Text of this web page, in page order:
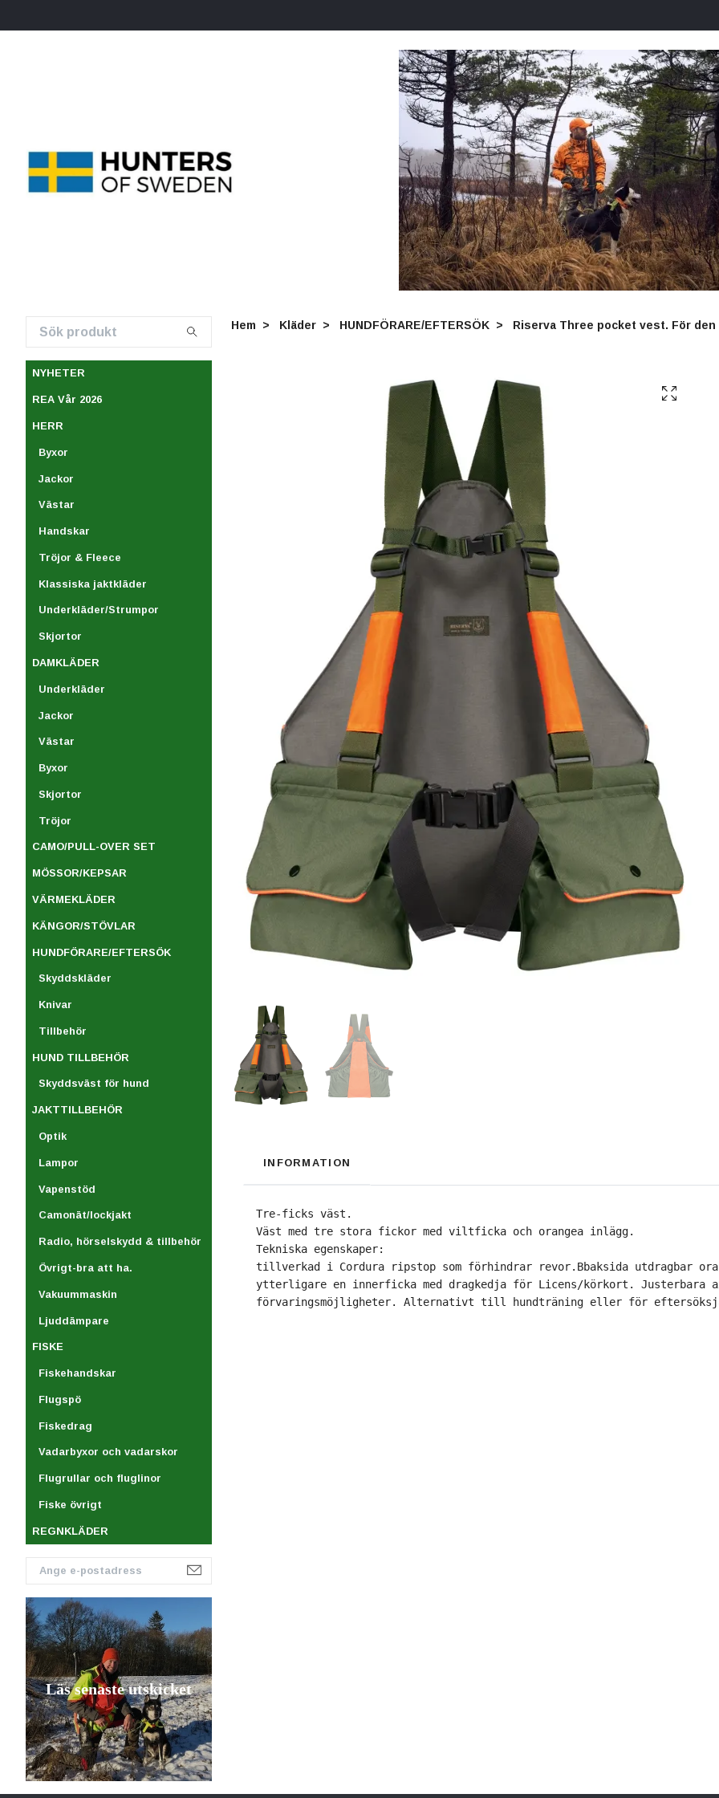
NYHETER
REA Vår 2026
HERR
Byxor
Jackor
Västar
Handskar
Tröjor & Fleece
Klassiska jaktkläder
Underkläder/Strumpor
Skjortor
DAMKLÄDER
Underkläder
Jackor
Västar
Byxor
Skjortor
Tröjor
CAMO/PULL-OVER SET
MÖSSOR/KEPSAR
VÄRMEKLÄDER
KÄNGOR/STÖVLAR
HUNDFÖRARE/EFTERSÖK
Skyddskläder
Knivar
Tillbehör
HUND TILLBEHÖR
Skyddsväst för hund
JAKTTILLBEHÖR
Optik
Lampor
Vapenstöd
Camonät/lockjakt
Radio, hörselskydd & tillbehör
Övrigt-bra att ha.
Vakuummaskin
Ljuddämpare
FISKE
Fiskehandskar
Flugspö
Fiskedrag
Vadarbyxor och vadarskor
Flugrullar och fluglinor
Fiske övrigt
REGNKLÄDER
Läs senaste utskicket
Hem Kläder HUNDFÖRARE/EFTERSÖK Riserva Three pocket vest. För
INFORMATION
Tre-ficks väst.
Väst med tre stora fickor med viltficka och orangea inlägg.
Tekniska egenskaper:
tillverkad i Cordura ripstop som förhindrar revor.Bbaksida utdragbar
ytterligare en innerficka med dragkedja för Licens/körkort. Justerbara